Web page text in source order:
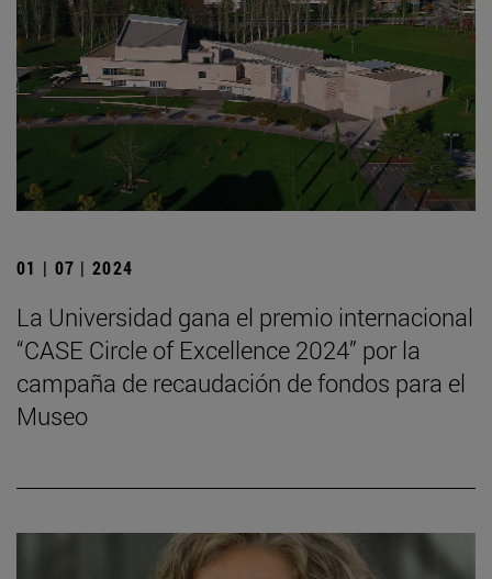
01 | 07 | 2024
La Universidad gana el premio internacional
“CASE Circle of Excellence 2024” por la
campaña de recaudación de fondos para el
Museo